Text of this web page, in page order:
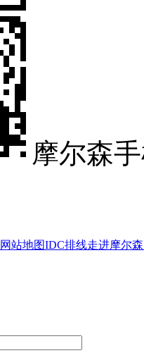
摩尔森
网站地图IDC排线走进摩尔森